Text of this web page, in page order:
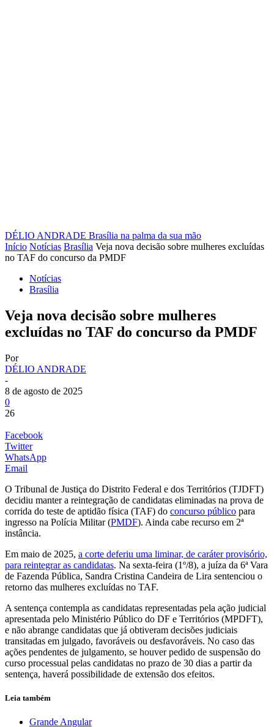
DÉLIO ANDRADE Brasília na palma da sua mão
Início Notícias Brasília Veja nova decisão sobre mulheres excluídas
no TAF do concurso da PMDF
Notícias
Brasília
Veja nova decisão sobre mulheres
excluídas no TAF do concurso da PMDF
Por
DÉLIO ANDRADE
-
8 de agosto de 2025
0
26
Facebook
Twitter
WhatsApp
Email
O Tribunal de Justiça do Distrito Federal e dos Territórios (TJDFT)
decidiu manter a reintegração de candidatas eliminadas na prova de
corrida do teste de aptidão física (TAF) do concurso público para
ingresso na Polícia Militar (PMDF). Ainda cabe recurso em 2ª
instância.
Em maio de 2025, a corte deferiu uma liminar, de caráter provisório,
para reintegrar as candidatas. Na sexta-feira (1º/8), a juíza da 6ª Vara
de Fazenda Pública, Sandra Cristina Candeira de Lira sentenciou o
retorno das mulheres excluídas no TAF.
A sentença contempla as candidatas representadas pela ação judicial
apresentada pelo Ministério Público do DF e Territórios (MPDFT),
e não abrange candidatas que já obtiveram decisões judiciais
transitadas em julgado, favoráveis ou desfavoráveis. No caso das
ações pendentes de julgamento, se houver pedido de suspensão do
curso processual pelas candidatas no prazo de 30 dias a partir da
sentença, haverá possibilidade de extensão dos efeitos.
Leia também
Grande Angular